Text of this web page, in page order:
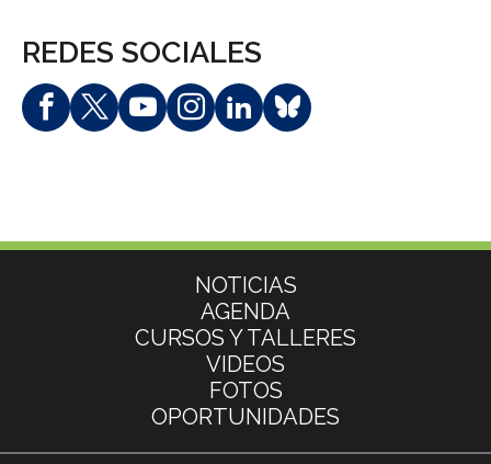
REDES SOCIALES
NOTICIAS
AGENDA
CURSOS Y TALLERES
VIDEOS
FOTOS
OPORTUNIDADES